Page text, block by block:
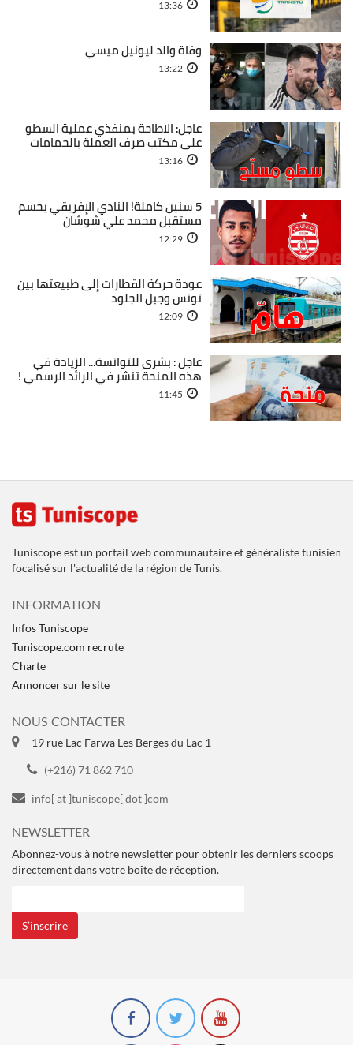
13:36
وفاة والد ليونيل ميسي
13:22
عاجل: الاطاحة بمنفذي عملية السطو
على مكتب صرف العملة بالحمامات
13:16
5 سنين كاملة! النادي الإفريقي يحسم
مستقبل محمد علي شوشان
12:29
عودة حركة القطارات إلى طبيعتها بين
تونس وجبل الجلود
12:09
عاجل : بشرى للتوانسة... الزيادة في
هذه المنحة تنشر في الرائد الرسمي !
11:45
Tuniscope est un portail web communautaire et généraliste tunisien
focalisé sur l'actualité de la région de Tunis.
INFORMATION
Infos Tuniscope
Tuniscope.com recrute
Charte
Annoncer sur le site
NOUS CONTACTER
19 rue Lac Farwa Les Berges du Lac 1
(+216) 71 862 710
info[ at ]tuniscope[ dot ]com
NEWSLETTER
Abonnez-vous à notre newsletter pour obtenir les derniers scoops
directement dans votre boîte de réception.
S’inscrire